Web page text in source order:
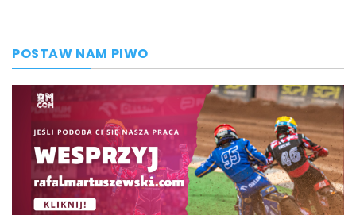
POSTAW NAM PIWO